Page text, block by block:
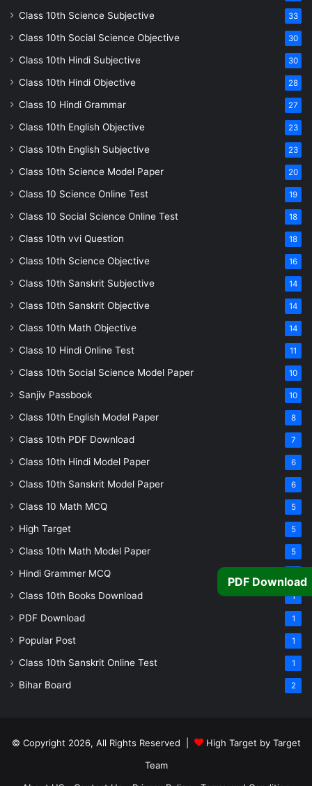
Class 10th Science Subjective 33
Class 10th Social Science Objective 30
Class 10th Hindi Subjective 30
Class 10th Hindi Objective 28
Class 10 Hindi Grammar 27
Class 10th English Objective 23
Class 10th English Subjective 23
Class 10th Science Model Paper 20
Class 10 Science Online Test 19
Class 10 Social Science Online Test 18
Class 10th vvi Question 18
Class 10th Science Objective 16
Class 10th Sanskrit Subjective 14
Class 10th Sanskrit Objective 14
Class 10th Math Objective 14
Class 10 Hindi Online Test 11
Class 10th Social Science Model Paper 10
Sanjiv Passbook 10
Class 10th English Model Paper 8
Class 10th PDF Download 7
Class 10th Hindi Model Paper 6
Class 10th Sanskrit Model Paper 6
Class 10 Math MCQ 5
High Target 5
Class 10th Math Model Paper 5
Hindi Grammer MCQ
Class 10th Books Download 1
PDF Download 1
Popular Post 1
Class 10th Sanskrit Online Test 1
Bihar Board 2
© Copyright 2026, All Rights Reserved |
High Target by Target
Team
PDF Download